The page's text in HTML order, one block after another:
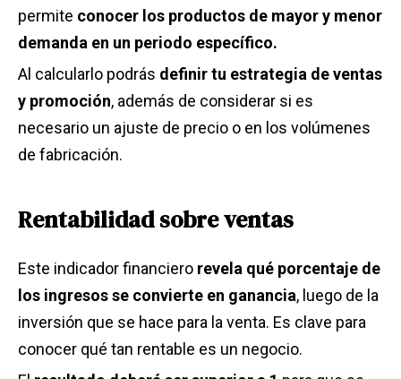
permite conocer los productos de mayor y menor
demanda en un periodo específico.
Al calcularlo podrás definir tu estrategia de ventas
y promoción, además de considerar si es
necesario un ajuste de precio o en los volúmenes
de fabricación.
Rentabilidad sobre ventas
Este indicador financiero revela qué porcentaje de
los ingresos se convierte en ganancia, luego de la
inversión que se hace para la venta. Es clave para
conocer qué tan rentable es un negocio.